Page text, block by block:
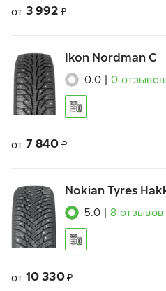
от 3 992 ₽
Ikon Nordman C
0.0 0 отзывов
от 7 840 ₽
Nokian Tyres
5.0 8 отзывов
от 10 330 ₽